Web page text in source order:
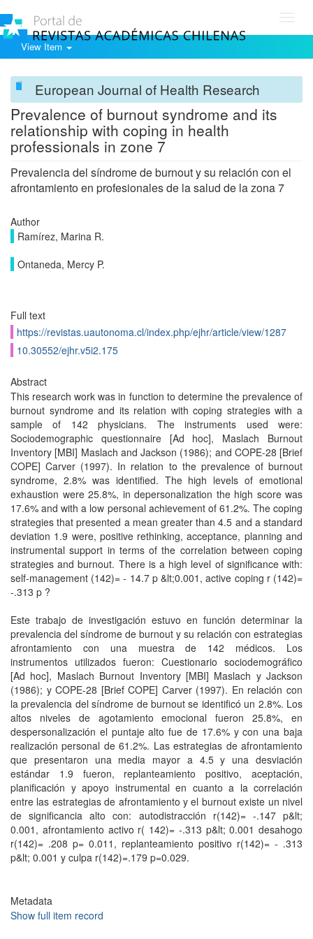
View Item
European Journal of Health Research
Prevalence of burnout syndrome and its
relationship with coping in health
professionals in zone 7
Prevalencia del síndrome de burnout y su relación con el
afrontamiento en profesionales de la salud de la zona 7
Author
Ramírez, Marina R.
Ontaneda, Mercy P.
Full text
https://revistas.uautonoma.cl/index.php/ejhr/article/view/1287
10.30552/ejhr.v5i2.175
Abstract
This research work was in function to determine the prevalence of
burnout syndrome and its relation with coping strategies with a
sample of 142 physicians. The instruments used were:
Sociodemographic questionnaire [Ad hoc], Maslach Burnout
Inventory [MBI] Maslach and Jackson (1986); and COPE-28 [Brief
COPE] Carver (1997). In relation to the prevalence of burnout
syndrome, 2.8% was identified. The high levels of emotional
exhaustion were 25.8%, in depersonalization the high score was
17.6% and with a low personal achievement of 61.2%. The coping
strategies that presented a mean greater than 4.5 and a standard
deviation 1.9 were, positive rethinking, acceptance, planning and
instrumental support in terms of the correlation between coping
strategies and burnout. There is a high level of significance with:
self-management (142)= - 14.7 p &lt;0.001, active coping r (142)=
-.313 p ?
Este trabajo de investigación estuvo en función determinar la
prevalencia del síndrome de burnout y su relación con estrategias
afrontamiento con una muestra de 142 médicos. Los
instrumentos utilizados fueron: Cuestionario sociodemográfico
[Ad hoc], Maslach Burnout Inventory [MBI] Maslach y Jackson
(1986); y COPE-28 [Brief COPE] Carver (1997). En relación con
la prevalencia del síndrome de burnout se identificó un 2.8%. Los
altos niveles de agotamiento emocional fueron 25.8%, en
despersonalización el puntaje alto fue de 17.6% y con una baja
realización personal de 61.2%. Las estrategias de afrontamiento
que presentaron una media mayor a 4.5 y una desviación
estándar 1.9 fueron, replanteamiento positivo, aceptación,
planificación y apoyo instrumental en cuanto a la correlación
entre las estrategias de afrontamiento y el burnout existe un nivel
de significancia alto con: autodistracción r(142)= -.147 p&lt;
0.001, afrontamiento activo r( 142)= -.313 p&lt; 0.001 desahogo
r(142)= .208 p= 0.011, replanteamiento positivo r(142)= - .313
p&lt; 0.001 y culpa r(142)=.179 p=0.029.
Metadata
Show full item record